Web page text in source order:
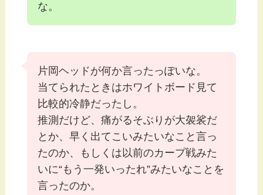
な。
片岡ヘッドが何か言ったっぽいな。
当てられたときはホワイトボード見て
比較的冷静だったし。
推測だけど、痛がるそぶりが大袈裟だ
とか、早く出てこいみたいなこと言っ
たのか、もしくは以前のカープ戦みた
いに“もう一発いったれ”みたいなことを
言ったのか。